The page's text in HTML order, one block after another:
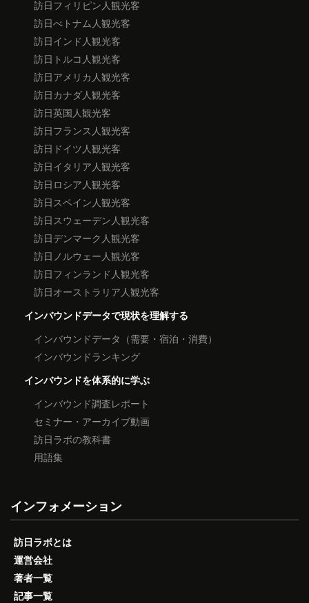
訪日フィリピン人観光客
訪日べトナム人観光客
訪日インド人観光客
訪日トルコ人観光客
訪日アメリカ人観光客
訪日カナダ人観光客
訪日英国人観光客
訪日フランス人観光客
訪日ドイツ人観光客
訪日イタリア人観光客
訪日ロシア人観光客
訪日スペイン人観光客
訪日スウェーデン人観光客
訪日デンマーク人観光客
訪日ノルウェー人観光客
訪日フィンランド人観光客
訪日オーストラリア人観光客
インバウンドデータで現状を理解する
インバウンドデータ（需要・宿泊・消費）
インバウンドランキング
インバウンドを体系的に学ぶ
インバウンド調査レポート
セミナー・アーカイブ動画
訪日ラボの教科書
用語集
インフォメーション
訪日ラボとは
運営会社
著者一覧
記事一覧